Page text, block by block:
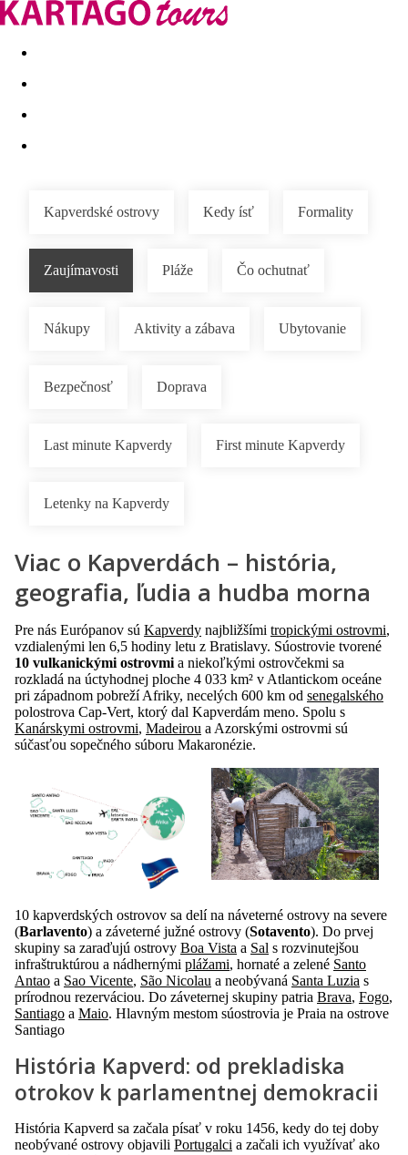
Last minute Dovolenkové kluby
Kapverdské ostrovy Kedy ísť Formality
Zaujímavosti Pláže Čo ochutnať
Nákupy Aktivity a zábava Ubytovanie
Bezpečnosť Doprava
Last minute Kapverdy First minute Kapverdy
Letenky na Kapverdy
Viac o Kapverdách – história,
geografia, ľudia a hudba morna
Pre nás Európanov sú Kapverdy najbližšími tropickými ostrovmi,
vzdialenými len 6,5 hodiny letu z Bratislavy. Súostrovie tvorené
10 vulkanickými ostrovmi a niekoľkými ostrovčekmi sa
rozkladá na úctyhodnej ploche 4 033 km² v Atlantickom oceáne
pri západnom pobreží Afriky, necelých 600 km od senegalského
polostrova Cap-Vert, ktorý dal Kapverdám meno. Spolu s
Kanárskymi ostrovmi, Madeirou a Azorskými ostrovmi sú
súčasťou sopečného súboru Makaronézie.
10 kapverdských ostrovov sa delí na náveterné ostrovy na severe
(Barlavento) a záveterné južné ostrovy (Sotavento). Do prvej
skupiny sa zaraďujú ostrovy Boa Vista a Sal s rozvinutejšou
infraštruktúrou a nádhernými plážami, hornaté a zelené Santo
Antao a Sao Vicente, São Nicolau a neobývaná Santa Luzia s
prírodnou rezerváciou. Do záveternej skupiny patria Brava, Fogo,
Santiago a Maio. Hlavným mestom súostrovia je Praia na ostrove
Santiago
História Kapverd: od prekladiska
otrokov k parlamentnej demokracii
História Kapverd sa začala písať v roku 1456, kedy do tej doby
neobývané ostrovy objavili Portugalci a začali ich využívať ako